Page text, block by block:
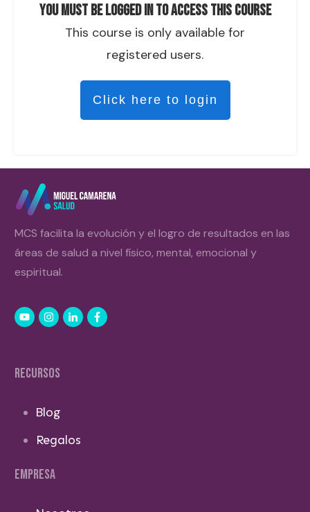
You must be logged in to access this course
This course is only available for
registered users.
Click here to login
MCS facilita la evolución y el logro de resultados en las
áreas de salud a nivel físico, mental, emocional y
espiritual.
RECURSOS
Blog
Regalos
EMPRESA